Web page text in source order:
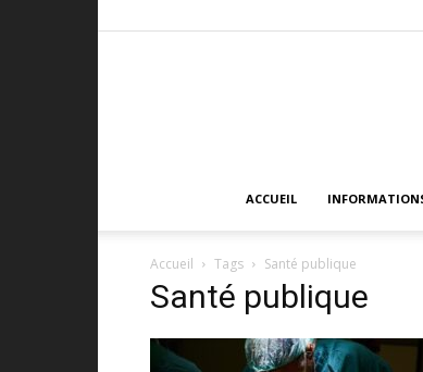
ACCUEIL
Accueil Tags Santé publique
Santé publique